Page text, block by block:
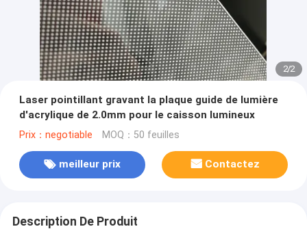
2/2
Laser pointillant gravant la plaque guide de lumière
d'acrylique de 2.0mm pour le caisson lumineux
Prix：negotiable MOQ：50 feuilles
meilleur prix Contactez
Description De Produit